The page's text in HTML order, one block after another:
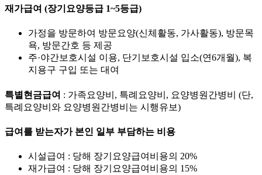
재가급여 (장기요양등급 1~5등급)
가정을 방문하여 방문요양(신체활동, 가사활동), 방문목
욕, 방문간호 등 제공
주·야간보호시설 이용, 단기보호시설 입소(연6개월), 복
지용구 구입 또는 대여
특별현금급여 : 가족요양비, 특례요양비, 요양병원간병비 (단,
특례요양비와 요양병원간병비는 시행유보)
급여를 받는자가 본인 일부 부담하는 비용
시설급여 : 당해 장기요양급여비용의 20%
재가급여 : 당해 장기요양급여비용의 15%